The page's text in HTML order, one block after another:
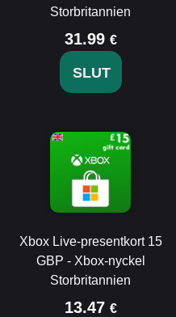
Storbritannien
31.99 €
SLUT
Xbox Live-presentkort 15
GBP - Xbox-nyckel
Storbritannien
13.47 €